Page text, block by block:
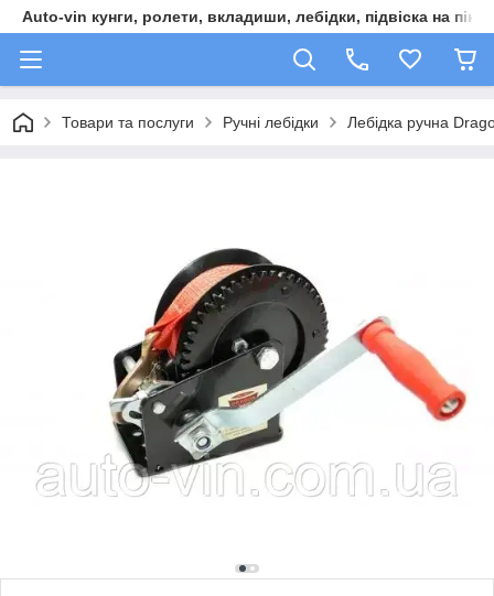
Auto-vin кунги, ролети, вкладиши, лебідки, підвіска на пікап
Товари та послуги Ручні лебідки Лебідка ручна